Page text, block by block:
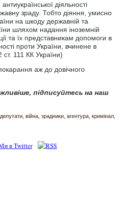
діяльності
зраду. Тобто діяння, умисно
на шкоду державній та
шляхом надання іноземній
та їх представникам допомоги в
проти України, вчинене в
111 КК України)
аж до довічного
підписуйтесь на наш
депутати війна зрадники агентура кримінал